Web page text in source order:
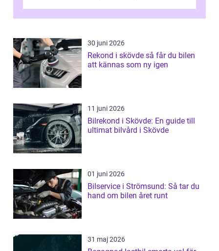
30 juni 2026
Rekond i skövde så får du bilen
att kännas som ny igen
11 juni 2026
Bilrekond i Skövde: En guide till
ultimat bilvård i Skövde
01 juni 2026
Bilservice i Strömsund: Så tar du
hand om bilen året runt
31 maj 2026